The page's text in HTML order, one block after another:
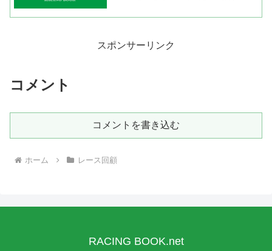
スポンサーリンク
コメント
コメントを書き込む
ホーム レース回顧
RACING BOOK.net